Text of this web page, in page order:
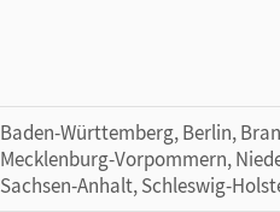
Baden-Württemberg, Berlin,
Mecklenburg-Vorpommern,
Sachsen-Anhalt, Schleswig-